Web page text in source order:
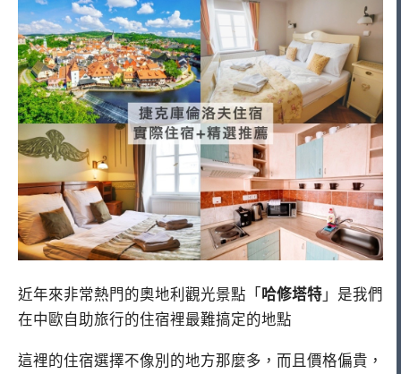
近年來非常熱門的奧地利觀光景點「哈修塔特」是我們
在中歐自助旅行的住宿裡最難搞定的地點
這裡的住宿選擇不像別的地方那麼多，而且價格偏貴，